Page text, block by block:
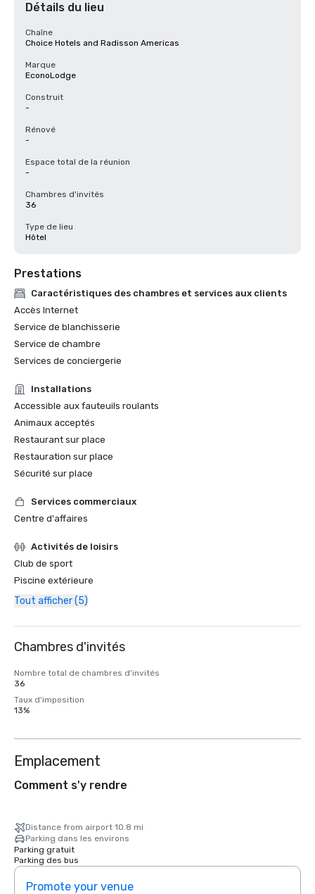
Détails du lieu
Chaîne
Choice Hotels and Radisson Americas
Marque
EconoLodge
Construit
-
Rénové
-
Espace total de la réunion
-
Chambres d'invités
36
Type de lieu
Hôtel
Prestations
Caractéristiques des chambres et services aux clients
Accès Internet
Service de blanchisserie
Service de chambre
Services de conciergerie
Installations
Accessible aux fauteuils roulants
Animaux acceptés
Restaurant sur place
Restauration sur place
Sécurité sur place
Services commerciaux
Centre d'affaires
Activités de loisirs
Club de sport
Piscine extérieure
Tout afficher (5)
Chambres d'invités
Nombre total de chambres d'invités
36
Taux d'imposition
13%
Emplacement
Comment s'y rendre
Distance from airport 10.8 mi
Parking dans les environs
Parking gratuit
Parking des bus
Promote your venue